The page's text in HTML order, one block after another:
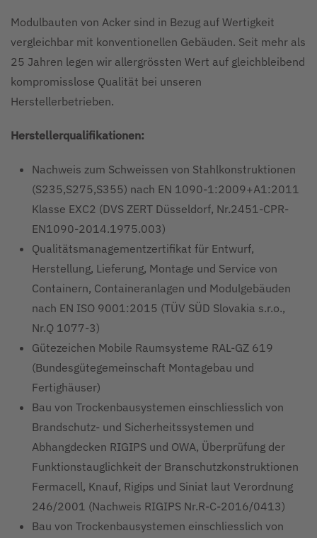
Modulbauten von Acker sind in Bezug auf Wertigkeit
vergleichbar mit konventionellen Gebäuden. Seit mehr als
25 Jahren legen wir allergrössten Wert auf gleichbleibend
kompromisslose Qualität bei unseren
Herstellerbetrieben.
Herstellerqualifikationen:
Nachweis zum Schweissen von Stahlkonstruktionen
(S235,S275,S355) nach EN 1090-1:2009+A1:2011
Klasse EXC2 (DVS ZERT Düsseldorf, Nr.2451-CPR-
EN1090-2014.1975.003)
Qualitätsmanagementzertifikat für Entwurf,
Herstellung, Lieferung, Montage und Service von
Containern, Containeranlagen und Modulgebäuden
nach EN ISO 9001:2015 (TÜV SÜD Slovakia s.r.o.,
Nr.Q 1077-3)
Gütezeichen Mobile Raumsysteme RAL-GZ 619
(Bundesgütegemeinschaft Montagebau und
Fertighäuser)
Bau von Trockenbausystemen einschliesslich von
Brandschutz- und Sicherheitssystemen und
Abhangdecken RIGIPS und OWA, Überprüfung der
Funktionstauglichkeit der Branschutzkonstruktionen
Fermacell, Knauf, Rigips und Siniat laut Verordnung
246/2001 (Nachweis RIGIPS Nr.R-C-2016/0413)
Bau von Trockenbausystemen einschliesslich von